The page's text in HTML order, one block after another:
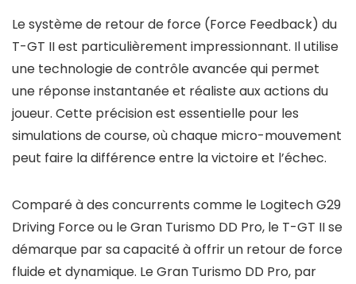
Le système de retour de force (Force Feedback) du
T-GT II est particulièrement impressionnant. Il utilise
une technologie de contrôle avancée qui permet
une réponse instantanée et réaliste aux actions du
joueur. Cette précision est essentielle pour les
simulations de course, où chaque micro-mouvement
peut faire la différence entre la victoire et l’échec.
Comparé à des concurrents comme le Logitech G29
Driving Force ou le Gran Turismo DD Pro, le T-GT II se
démarque par sa capacité à offrir un retour de force
fluide et dynamique. Le Gran Turismo DD Pro, par